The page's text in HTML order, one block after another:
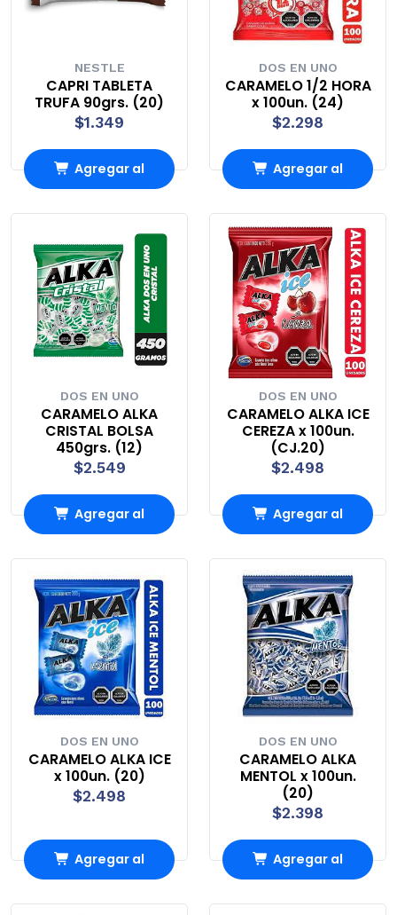
NESTLE
CAPRI TABLETA
TRUFA 90grs. (20)
$1.349
Agregar al
DOS EN UNO
CARAMELO 1/2 HORA
x 100un. (24)
$2.298
Agregar al
DOS EN UNO
CARAMELO ALKA
CRISTAL BOLSA
450grs. (12)
$2.549
Agregar al
DOS EN UNO
CARAMELO ALKA ICE
CEREZA x 100un.
(CJ.20)
$2.498
Agregar al
DOS EN UNO
CARAMELO ALKA ICE
x 100un. (20)
$2.498
Agregar al
DOS EN UNO
CARAMELO ALKA
MENTOL x 100un.
(20)
$2.398
Agregar al